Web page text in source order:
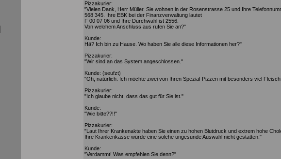
Pizzakurier:
"Vielen Dank, Herr Müller. Sie wohnen in der Rosenstrasse 25 und Ihre
568 345. Ihre EBK bei der Finanzverwaltung lautet
F 00 07 06 und Ihre Durchwahl ist 2556.
Von welchem Anschluss aus rufen Sie an?"
Kunde:
Hä? Ich bin zu Hause. Wo haben Sie alle diese Informationen her?"
Pizzakurier:
"Wir sind an das System angeschlossen."
Kunde: (seufzt)
"Oh, natürlich. Ich möchte zwei von Ihren Spezial-Pizzen mit besonders viel
Pizzakurier:
"Ich glaube nicht, dass das gut für Sie ist."
Kunde:
"Wie bitte??!!"
Pizzakurier:
"Laut Ihrer Krankenakte haben Sie einen zu hohen Blutdruck und extrem hohe
Ihre Krankenkasse würde eine solche ungesunde Auswahl nicht gestatten."
Kunde:
"Verdammt! Was empfehlen Sie denn?"